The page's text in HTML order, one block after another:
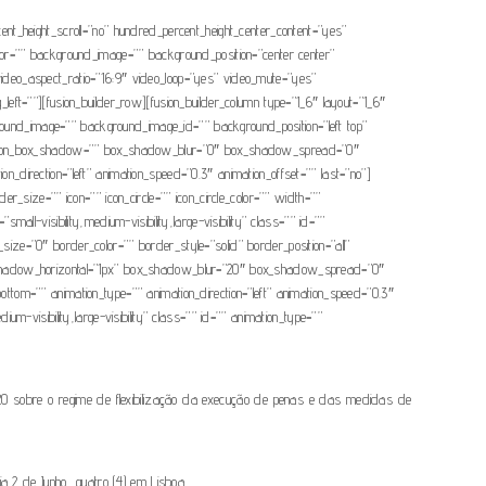
hundred_percent_height_center_content=”yes”
background_image=”” background_position=”center center”
video_loop=”yes” video_mute=”yes”
type=”1_6″ layout=”1_6″
background_image_id=”” background_position=”left top”
box_shadow_blur=”0″ box_shadow_spread=”0″
animation_speed=”0.3″ animation_offset=”” last=”no”]
icon=”” icon_circle=”” icon_circle_color=”” width=””
visibility,medium-visibility,large-visibility” class=”” id=””
border_color=”” border_style=”solid” border_position=”all”
box_shadow_blur=”20″ box_shadow_spread=”0″
animation_type=”” animation_direction=”left” animation_speed=”0.3″
visibility,large-visibility” class=”” id=”” animation_type=””
sobre o regime de flexibilização da execução de penas e das medidas de
de Junho, quatro (4) em Lisboa.